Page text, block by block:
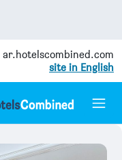
ar.hotelscombined.com
site in English